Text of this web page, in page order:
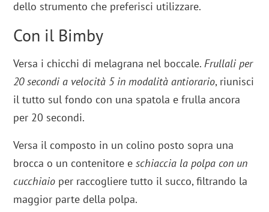
dello strumento che preferisci utilizzare.
Con il Bimby
Versa i chicchi di melagrana nel boccale.Frullali per
20 secondi a velocità 5 in modalità antiorario, riunisci
il tutto sul fondo con una spatola e frulla ancora
per 20 secondi.
Versa il composto in un colino posto sopra una
brocca o un contenitore eschiaccia la polpa con un
cucchiaio per raccogliere tutto il succo, filtrando la
maggior parte della polpa.